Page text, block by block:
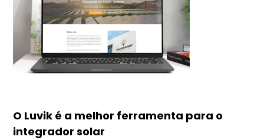
O Luvik é a melhor ferramenta para o
integrador solar